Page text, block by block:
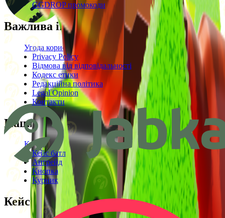
GGDROP промокоди
Важлива інформація
Угода користувача
Privacy Policy
Відмова від відповідальності
Кодекс етики
Редакційна політика
Legal Opinion
Контакти
Наші режими
Кейси
Кейс батл
Апгрейд
Кнопка
Курник
Кейси